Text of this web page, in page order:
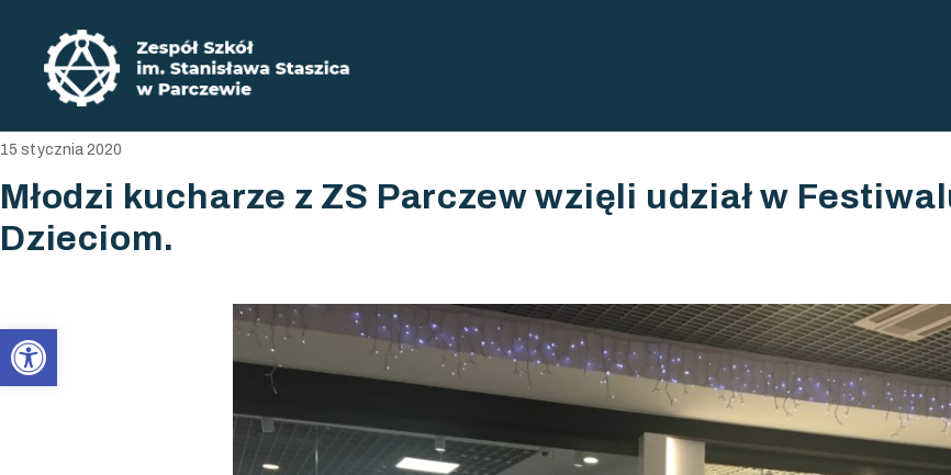
Open toolbar
Zespół Szkół im. Stanisława Staszica w Parczewie
Zadbaj o swoją przyszłość ​wybierz kształcenie zawodowe
15 stycznia 2020
Młodzi kucharze z ZS Parczew wzięli udział w
Dzieciom.